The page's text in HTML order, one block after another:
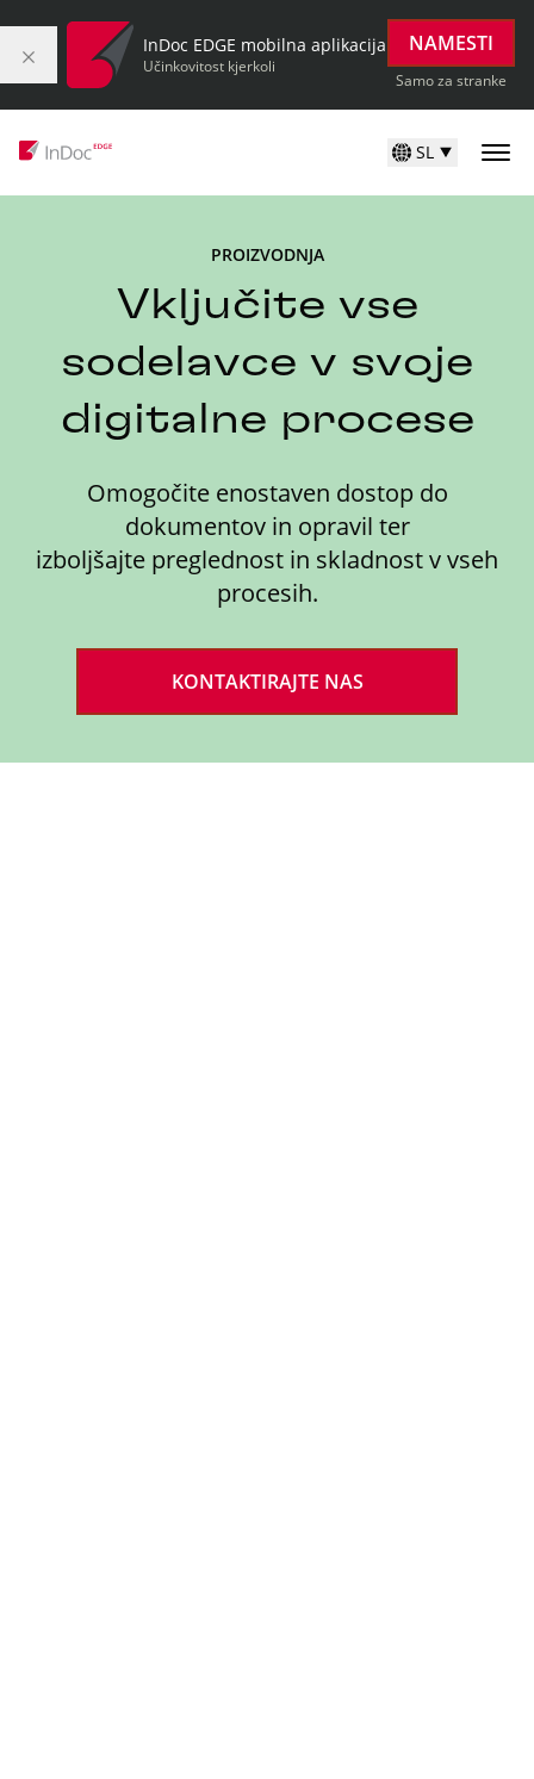
InDoc EDGE mobilna aplikacija
Učinkovitost kjerkoli
NAMESTI
Samo za stranke
SL
PROIZVODNJA
Vključite vse
sodelavce v svoje
digitalne procese
Omogočite enostaven dostop do
dokumentov in opravil ter
izboljšajte preglednost in skladnost v vseh
procesih.
KONTAKTIRAJTE NAS